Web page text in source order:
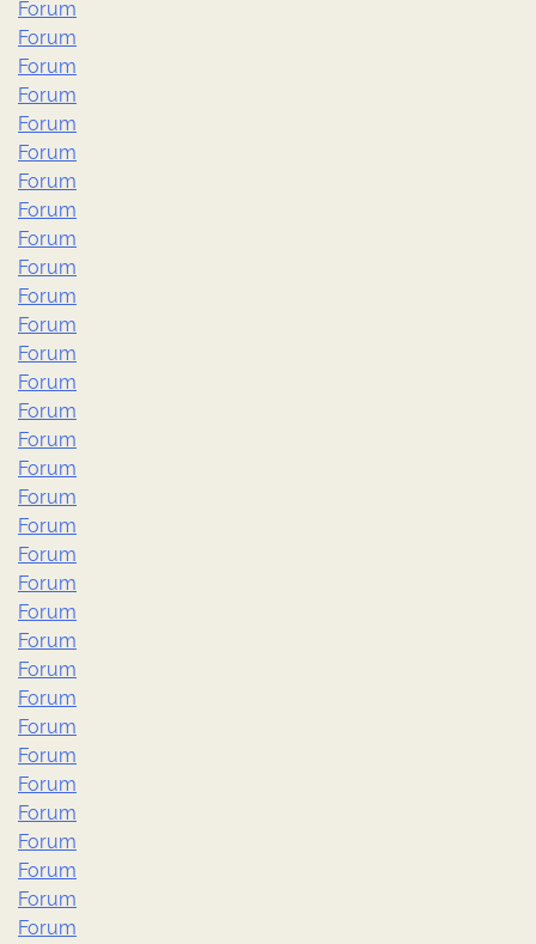
Forum
Forum
Forum
Forum
Forum
Forum
Forum
Forum
Forum
Forum
Forum
Forum
Forum
Forum
Forum
Forum
Forum
Forum
Forum
Forum
Forum
Forum
Forum
Forum
Forum
Forum
Forum
Forum
Forum
Forum
Forum
Forum
Forum